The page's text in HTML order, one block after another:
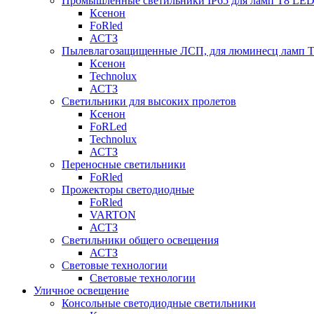
Ксенон
FoRled
АСТЗ
Пылевлагозащищенные ЛСП, для люминесц ламп
Ксенон
Technolux
АСТЗ
Светильники для высоких пролетов
Ксенон
FoRLed
Technolux
АСТЗ
Переносные светильники
FoRled
Прожекторы светодиодные
FoRled
VARTON
АСТЗ
Светильники общего освещения
АСТЗ
Световые технологии
Световые технологии
Уличное освещение
Консольные светодиодные светильники